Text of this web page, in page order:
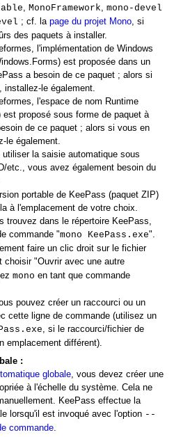
, MonoFramework, mono-devel
; cf. la page du projet Mono, si
des paquets à installer.
l'implémentation de Windows
est proposée dans un
a besoin de ce paquet ; alors si
installez-le également.
l'espace de nom Runtime
proposé sous forme de paquet à
de ce paquet ; alors si vous en
le également.
la saisie automatique sous
etc., vous avez également besoin du
portable de KeePass (paquet ZIP)
à l'emplacement de votre choix.
trouvez dans le répertoire KeePass,
commande "mono KeePass.exe".
faire un clic droit sur le fichier
choisir "Ouvrir avec une autre
mono en tant que commande
pouvez créer un raccourci ou un
cette ligne de commande (utilisez un
, si le raccourci/fichier de
emplacement différent).
:
globale, vous devez créer une
à l'échelle du système. Cela ne
KeePass effectue la
lorsqu'il est invoqué avec l'option --
commande.